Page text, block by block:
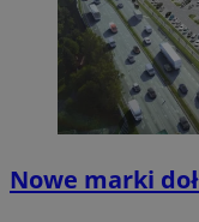
Nowe marki